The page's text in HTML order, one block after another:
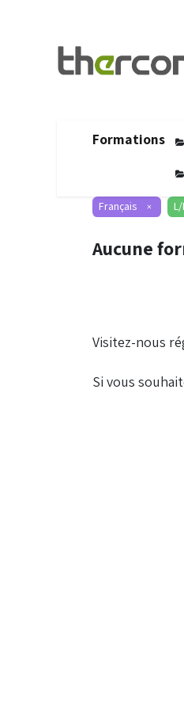
Formations
Français × L/
Aucune
Visitez-nous
​Si vous